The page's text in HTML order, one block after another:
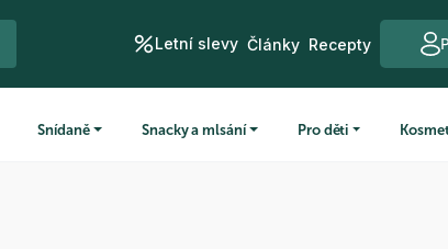
Letní slevy Články Recepty
Snídaně Snacky a mlsání Pro děti